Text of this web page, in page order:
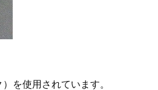
を使用されています。